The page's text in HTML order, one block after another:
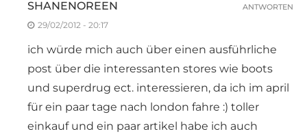
SHANENOREEN
29/02/2012 - 20:17
ich würde mich auch über einen ausführliche
post über die interessanten stores wie boots
und superdrug ect. interessieren, da ich im april
für ein paar tage nach london fahre :) toller
einkauf und ein paar artikel habe ich auch
ANTWORTEN